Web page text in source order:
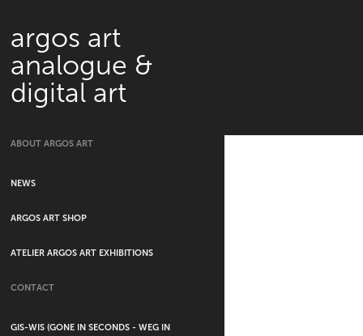
argos art
analogue &
digital art
ABOUT ARGOS ART
NEWS
ARGOS ART SHOP
ATELIER ARGOS ART EXHIBITIONS
CONTACT
GIS-WIS (GONE IN SECONDS - WEG IN